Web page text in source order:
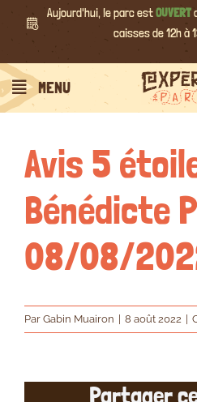
Aujourd'hui, le parc estOUVERT
caisses de 12h à
MENU
Avis 5
Bénédicte
08/08/
Par Gabin Muairon 8 août 2022
Partager